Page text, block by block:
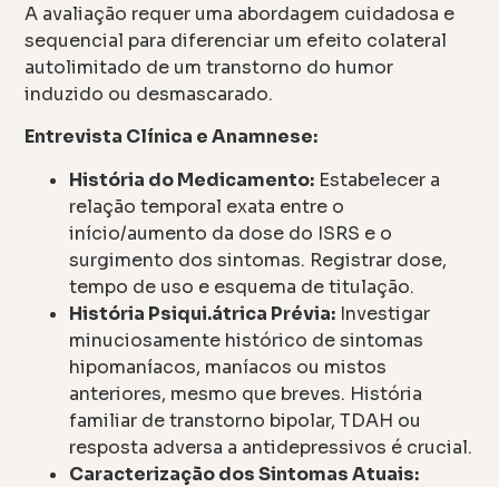
A avaliação requer uma abordagem cuidadosa e
sequencial para diferenciar um efeito colateral
autolimitado de um transtorno do humor
induzido ou desmascarado.
Entrevista Clínica e Anamnese:
História do Medicamento: Estabelecer a
relação temporal exata entre o
início/aumento da dose do ISRS e o
surgimento dos sintomas. Registrar dose,
tempo de uso e esquema de titulação.
História Psiqui.átrica Prévia: Investigar
minuciosamente histórico de sintomas
hipomaníacos, maníacos ou mistos
anteriores, mesmo que breves. História
familiar de transtorno bipolar, TDAH ou
resposta adversa a antidepressivos é crucial.
Caracterização dos Sintomas Atuais: